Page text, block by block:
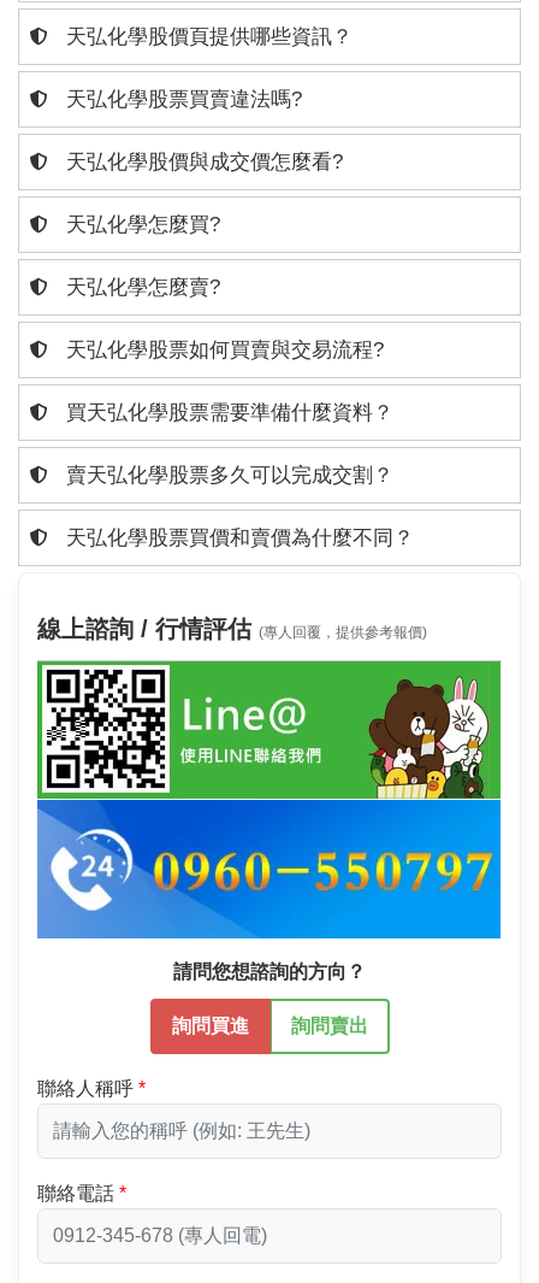
天弘化學股價頁提供哪些資訊？
天弘化學股票買賣違法嗎?
天弘化學股價與成交價怎麼看?
天弘化學怎麼買?
天弘化學怎麼賣?
天弘化學股票如何買賣與交易流程?
買天弘化學股票需要準備什麼資料？
賣天弘化學股票多久可以完成交割？
天弘化學股票買價和賣價為什麼不同？
線上諮詢 / 行情評估 (專人回覆，提供參考報價)
請問您想諮詢的方向？
詢問買進 詢問賣出
聯絡人稱呼
聯絡電話